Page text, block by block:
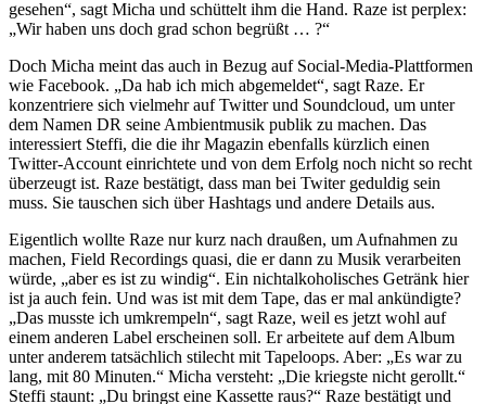
gesehen“, sagt Micha und schüttelt ihm die Hand. Raze ist perplex:
„Wir haben uns doch grad schon begrüßt … ?“
Doch Micha meint das auch in Bezug auf Social-Media-Plattformen
wie Facebook. „Da hab ich mich abgemeldet“, sagt Raze. Er
konzentriere sich vielmehr auf Twitter und Soundcloud, um unter
dem Namen DR seine Ambientmusik publik zu machen. Das
interessiert Steffi, die die ihr Magazin ebenfalls kürzlich einen
Twitter-Account einrichtete und von dem Erfolg noch nicht so recht
überzeugt ist. Raze bestätigt, dass man bei Twiter geduldig sein
muss. Sie tauschen sich über Hashtags und andere Details aus.
Eigentlich wollte Raze nur kurz nach draußen, um Aufnahmen zu
machen, Field Recordings quasi, die er dann zu Musik verarbeiten
würde, „aber es ist zu windig“. Ein nichtalkoholisches Getränk hier
ist ja auch fein. Und was ist mit dem Tape, das er mal ankündigte?
„Das musste ich umkrempeln“, sagt Raze, weil es jetzt wohl auf
einem anderen Label erscheinen soll. Er arbeitete auf dem Album
unter anderem tatsächlich stilecht mit Tapeloops. Aber: „Es war zu
lang, mit 80 Minuten.“ Micha versteht: „Die kriegste nicht gerollt.“
Steffi staunt: „Du bringst eine Kassette raus?“ Raze bestätigt und